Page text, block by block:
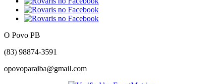
O Povo PB
(83) 98874-3591
opovoparaiba@gmail.com